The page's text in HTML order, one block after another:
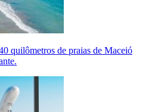
quilômetros de praias de Maceió